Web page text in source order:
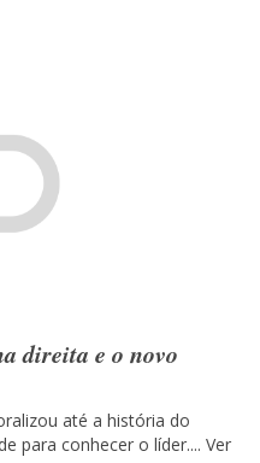
direita e o novo
até a história do
para conhecer o líder.... Ver